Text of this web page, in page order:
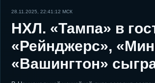
28.11.2025, 22:41:12 МСК
НХЛ. «Тампа» в
«Рейнджерс»,
«Вашингтон»